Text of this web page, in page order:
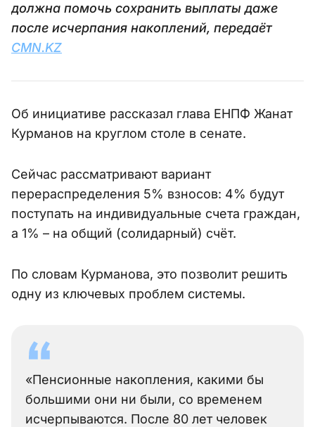
должна помочь сохранить выплаты даже
после исчерпания накоплений, передаёт
CMN.KZ
Об инициативе рассказал глава ЕНПФ Жанат
Курманов на круглом столе в сенате.
Сейчас рассматривают вариант
перераспределения 5% взносов: 4% будут
поступать на индивидуальные счета граждан,
а 1% – на общий (солидарный) счёт.
По словам Курманова, это позволит решить
одну из ключевых проблем системы.
«Пенсионные накопления, какими бы
большими они ни были, со временем
исчерпываются. После 80 лет человек